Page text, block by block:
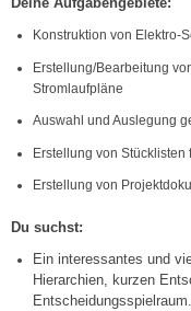
Konstruktion von Elektro-
Erstellung/Bearbeitung
Stromlaufpläne
Auswahl und Auslegung
Erstellung von
Erstellung von
Du suchst:
Ein interessantes und
Hierarchien, kurzen
Entscheidungsspielraum.